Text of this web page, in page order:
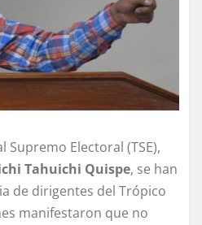
Supremo Electoral (TSE),
Tahuichi Quispe, se han
de dirigentes del Trópico
manifestaron que no